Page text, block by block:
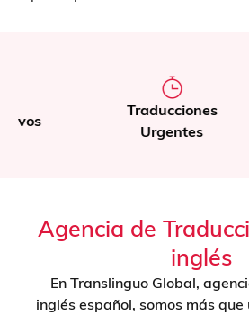
Traducciones
Agencia de
inglés
En Translinguo Global,
inglés español, somos más